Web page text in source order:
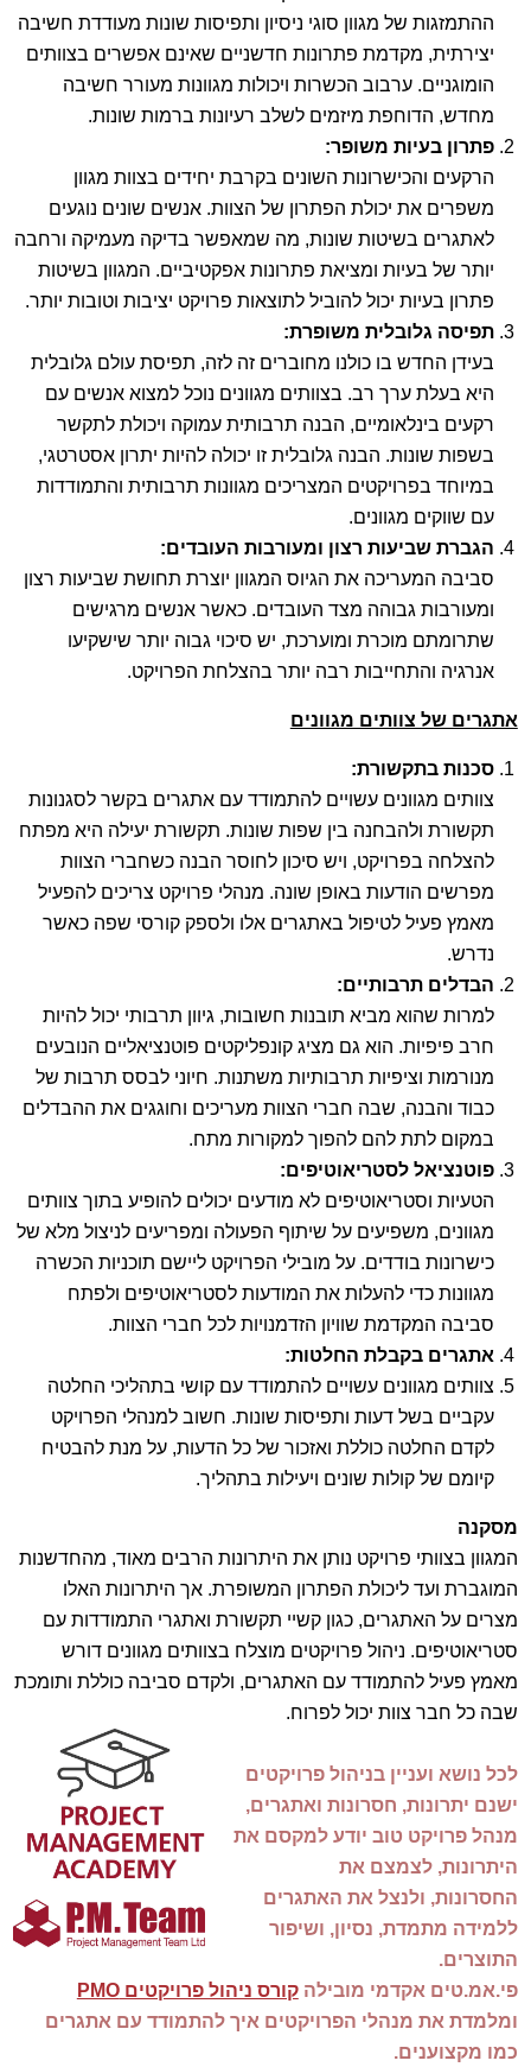
ההתמזגות של מגוון סוגי ניסיון ותפיסות שונות מעודדת חשיבה
יצירתית, מקדמת פתרונות חדשניים שאינם אפשרים בצוותים
הומוגניים. ערבוב הכשרות ויכולות מגוונות מעורר חשיבה
מחדש, הדוחפת מיזמים לשלב רעיונות ברמות שונות.
פתרון בעיות משופר:
הרקעים והכישרונות השונים בקרבת יחידים בצוות מגוון
משפרים את יכולת הפתרון של הצוות. אנשים שונים נוגעים
לאתגרים בשיטות שונות, מה שמאפשר בדיקה מעמיקה ורחבה
יותר של בעיות ומציאת פתרונות אפקטיביים. המגוון בשיטות
פתרון בעיות יכול להוביל לתוצאות פרויקט יציבות וטובות יותר.
תפיסה גלובלית משופרת:
בעידן החדש בו כולנו מחוברים זה לזה, תפיסת עולם גלובלית
היא בעלת ערך רב. בצוותים מגוונים נוכל למצוא אנשים עם
רקעים בינלאומיים, הבנה תרבותית עמוקה ויכולת לתקשר
בשפות שונות. הבנה גלובלית זו יכולה להיות יתרון אסטרטגי,
במיוחד בפרויקטים המצריכים מגוונות תרבותית והתמודדות
עם שווקים מגוונים.
הגברת שביעות רצון ומעורבות העובדים:
סביבה המעריכה את הגיוס המגוון יוצרת תחושת שביעות רצון
ומעורבות גבוהה מצד העובדים. כאשר אנשים מרגישים
שתרומתם מוכרת ומוערכת, יש סיכוי גבוה יותר שישקיעו
אנרגיה והתחייבות רבה יותר בהצלחת הפרויקט.
אתגרים של צוותים מגוונים
סכנות בתקשורת:
צוותים מגוונים עשויים להתמודד עם אתגרים בקשר לסגנונות
תקשורת ולהבחנה בין שפות שונות. תקשורת יעילה היא מפתח
להצלחה בפרויקט, ויש סיכון לחוסר הבנה כשחברי הצוות
מפרשים הודעות באופן שונה. מנהלי פרויקט צריכים להפעיל
מאמץ פעיל לטיפול באתגרים אלו ולספק קורסי שפה כאשר
נדרש.
הבדלים תרבותיים:
למרות שהוא מביא תובנות חשובות, גיוון תרבותי יכול להיות
חרב פיפיות. הוא גם מציג קונפליקטים פוטנציאליים הנובעים
מנורמות וציפיות תרבותיות משתנות. חיוני לבסס תרבות של
כבוד והבנה, שבה חברי הצוות מעריכים וחוגגים את ההבדלים
במקום לתת להם להפוך למקורות מתח.
פוטנציאל לסטריאוטיפים:
הטעיות וסטריאוטיפים לא מודעים יכולים להופיע בתוך צוותים
מגוונים, משפיעים על שיתוף הפעולה ומפריעים לניצול מלא של
כישרונות בודדים. על מובילי הפרויקט ליישם תוכניות הכשרה
מגוונות כדי להעלות את המודעות לסטריאוטיפים ולפתח
סביבה המקדמת שוויון הזדמנויות לכל חברי הצוות.
אתגרים בקבלת החלטות:
צוותים מגוונים עשויים להתמודד עם קושי בתהליכי החלטה
עקביים בשל דעות ותפיסות שונות. חשוב למנהלי הפרויקט
לקדם החלטה כוללת ואזכור של כל הדעות, על מנת להבטיח
קיומם של קולות שונים ויעילות בתהליך.
מסקנה
המגוון בצוותי פרויקט נותן את היתרונות הרבים מאוד, מהחדשנות
המוגברת ועד ליכולת הפתרון המשופרת. אך היתרונות האלו
מצרים על האתגרים, כגון קשיי תקשורת ואתגרי התמודדות עם
סטריאוטיפים. ניהול פרויקטים מוצלח בצוותים מגוונים דורש
מאמץ פעיל להתמודד עם האתגרים, ולקדם סביבה כוללת ותומכת
שבה כל חבר צוות יכול לפרוח.
לכל נושא ועניין בניהול פרויקטים
ישנם יתרונות, חסרונות ואתגרים,
מנהל פרויקט טוב יודע למקסם את
היתרונות, לצמצם את
החסרונות, ולנצל את האתגרים
ללמידה מתמדת, נסיון, ושיפור
התוצרים.
פי.אמ.טים אקדמי מובילהקורס ניהול פרויקטים PMO
ומלמדת את מנהלי הפרויקטים איך להתמודד עם אתגרים
כמו מקצוענים.